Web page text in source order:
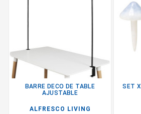
BARRE DECO DE TABLE
AJUSTABLE
ALFRESCO LIVING
SET